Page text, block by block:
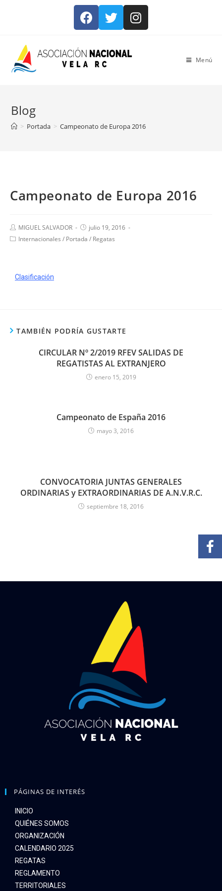
Menú
Blog
> Portada > Campeonato de Europa 2016
Campeonato de Europa 2016
MIGUEL SALVADOR
julio 19, 2016
Internacionales / Portada / Regatas
Clasificación
TAMBIÉN PODRÍA GUSTARTE
CIRCULAR Nº 2/2019 RFEV SALIDAS DE
REGATISTAS AL EXTRANJERO
enero 15, 2019
Campeonato de España 2016
mayo 3, 2016
CONVOCATORIA JUNTAS GENERALES
ORDINARIAS y EXTRAORDINARIAS DE A.N.V.R.C.
septiembre 18, 2016
PÁGINAS DE INTERÉS
INICIO
QUIÉNES SOMOS
ORGANIZACIÓN
CALENDARIO 2025
REGATAS
REGLAMENTO
TERRITORIALES